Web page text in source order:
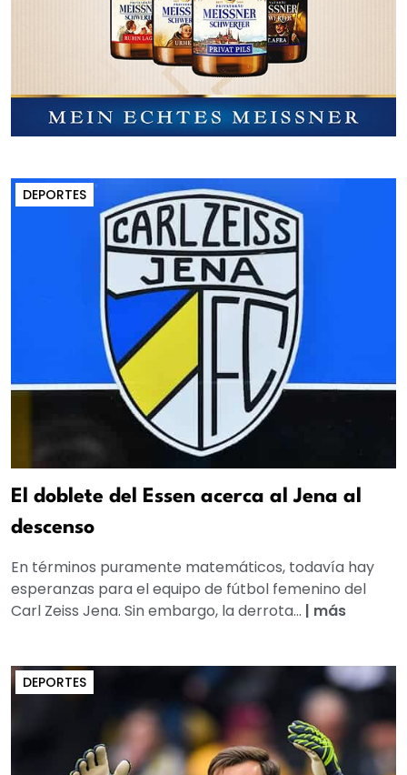
DEPORTES
El doblete del Essen acerca al Jena al
descenso
En términos puramente matemáticos, todavía hay
esperanzas para el equipo de fútbol femenino del
Carl Zeiss Jena. Sin embargo, la derrota... | más
DEPORTES